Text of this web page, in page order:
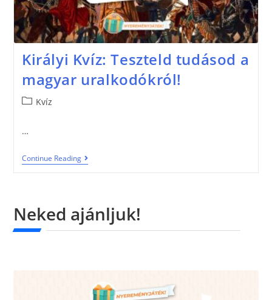
Királyi Kvíz: Teszteld tudásod a
magyar uralkodókról!
Kvíz
…
Continue Reading
Neked ajánljuk!